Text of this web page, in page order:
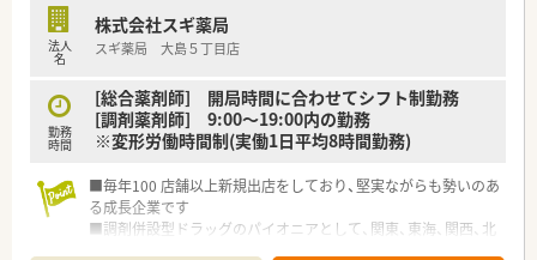
【想定される業務内容】
行される多科目の処方箋に対応いただきます。
■最新の自動監査システムなどを活用することで、患者様への丁
寧な服薬指導といった対人業務に注力できます。
ズに行いながら業務を進めることが可能です。
法人
名
株式会社スギ薬局
スギ薬局 大島５丁目店
勤務
時間
[総合薬剤師] 開局時間に合わせてシフト制勤務
[調剤薬剤師] 9:00～19:00内の勤務
※変形労働時間制(実働1日平均8時間勤務)
■毎年100 店舗以上新規出店をしており、堅実ながらも勢いのあ
る成長企業です
■調剤併設型ドラッグのパイオニアとして、関東、東海、関西、北